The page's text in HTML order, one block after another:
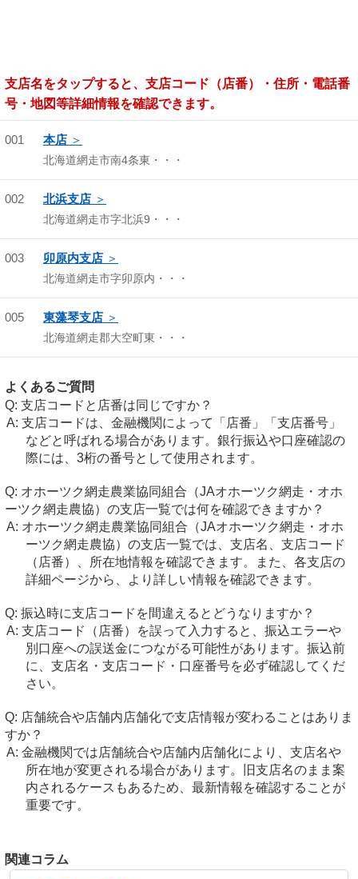
支店名をタップすると、支店コード（店番）・住所・電話番
号・地図等詳細情報を確認できます。
001 本店
北海道網走市南4条東・・・
002 北浜支店
北海道網走市字北浜9・・・
003 卯原内支店
北海道網走市字卯原内・・・
005 東藻琴支店
北海道網走郡大空町東・・・
よくあるご質問
支店コードと店番は同じですか？
支店コードは、金融機関によって「店番」「支店番号」
などと呼ばれる場合があります。銀行振込や口座確認の
際には、3桁の番号として使用されます。
オホーツク網走農業協同組合（JAオホーツク網走・オホ
ーツク網走農協）の支店一覧では何を確認できますか？
オホーツク網走農業協同組合（JAオホーツク網走・オホ
ーツク網走農協）の支店一覧では、支店名、支店コード
（店番）、所在地情報を確認できます。また、各支店の
詳細ページから、より詳しい情報を確認できます。
振込時に支店コードを間違えるとどうなりますか？
支店コード（店番）を誤って入力すると、振込エラーや
別口座への誤送金につながる可能性があります。振込前
に、支店名・支店コード・口座番号を必ず確認してくだ
さい。
店舗統合や店舗内店舗化で支店情報が変わることはありま
すか？
金融機関では店舗統合や店舗内店舗化により、支店名や
所在地が変更される場合があります。旧支店名のまま案
内されるケースもあるため、最新情報を確認することが
重要です。
関連コラム